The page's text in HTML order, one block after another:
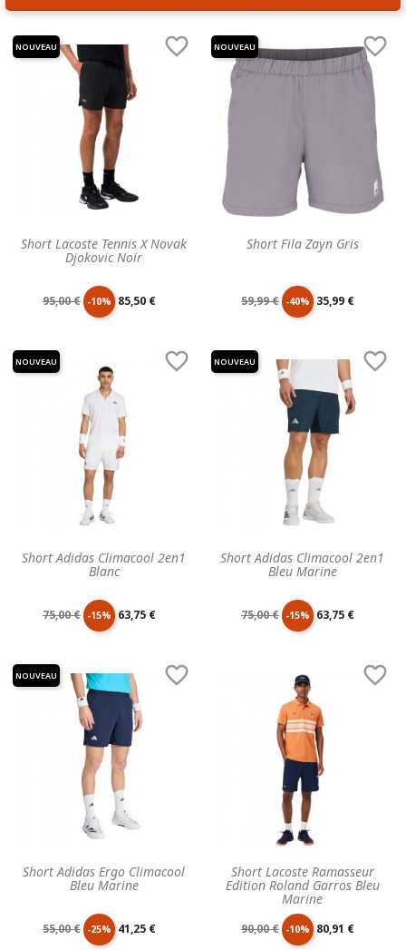
Short Lacoste Tennis X Novak
Djokovic Noir

Prix
95,00 € -10% Prix
85,50 €
NOUVEAU
Short Fila Zayn Gris

Prix
59,99 € -40% Prix
35,99 €
NOUVEAU
Short Adidas Climacool 2en1
Blanc

Prix
75,00 € -15% Prix
63,75 €
NOUVEAU
Short Adidas Climacool 2en1
Bleu Marine

Prix
75,00 € -15% Prix
63,75 €
NOUVEAU
Short Adidas Ergo Climacool
Bleu Marine

Prix
55,00 € -25% Prix
41,25 €
NOUVEAU
Short Lacoste Ramasseur
Edition Roland Garros Bleu
Marine

Prix
90,00 € -10% Prix
80,91 €